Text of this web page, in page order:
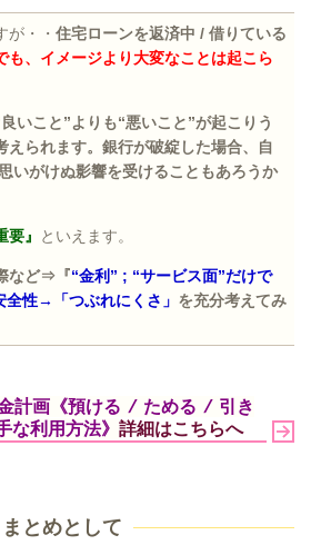
が・・ 住宅ローンを返済中 / 借りている
も、イメージより大変なことは起こら
良いこと”よりも“悪いこと”が起こりう
えられます。銀行が破綻した場合、自
いがけぬ影響を受けることもあろうか
要』 といえます。
など⇒『“金利” ; “サービス面”だけで
全性→「つぶれにくさ」 を充分考えてみ
計画《預ける / ためる / 引き
利用方法》 詳細はこちらへ
まとめとして